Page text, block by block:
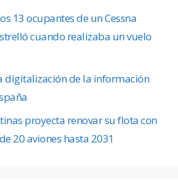
13 ocupantes de un Cessna
cuando realizaba un vuelo
digitalización de la información
proyecta renovar su flota con
20 aviones hasta 2031